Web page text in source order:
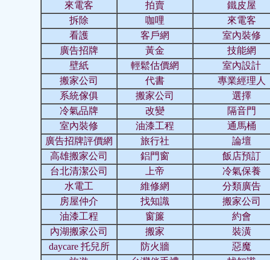
來電客
拍賣
鐵皮屋
拆除
咖哩
來電客
看護
客戶網
室內裝修
廣告招牌
黃金
技能網
壁紙
輕鬆估價網
室內設計
搬家公司
代書
專業經理人
系統傢俱
搬家公司
選擇
冷氣品牌
改變
隔音門
室內裝修
油漆工程
通馬桶
廣告招牌評價網
旅行社
論壇
高雄搬家公司
鋁門窗
飯店預訂
台北清潔公司
上帝
冷氣保養
水電工
維修網
分類廣告
房屋仲介
找知識
搬家公司
油漆工程
窗簾
約會
內湖搬家公司
搬家
裝潢
daycare 托兒所
防火牆
惡魔